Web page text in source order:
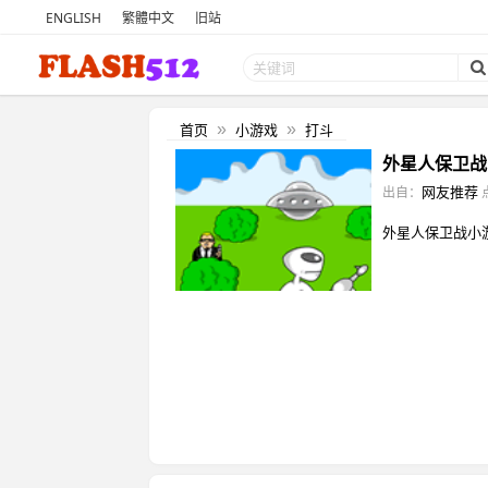
ENGLISH 繁體中文 旧站
首页 » 小游戏 » 打斗
外星人保卫
出自： 网友推荐
外星人保卫战小